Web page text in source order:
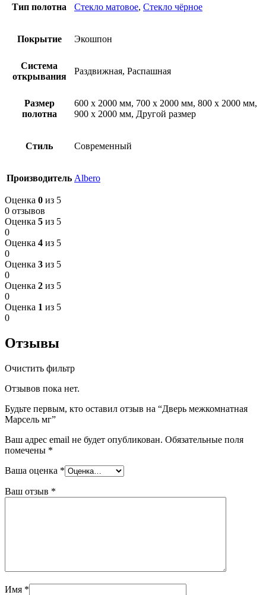
Тип полотна Стекло матовое, Стекло чёрное
Покрытие Экошпон
Система
открывания
Раздвижная, Распашная
Размер
полотна
600 х 2000 мм, 700 х 2000 мм, 800 х 2000 мм,
900 х 2000 мм, Другой размер
Стиль Современный
Производитель Albero
Оценка 0 из 5
0 отзывов
Оценка 5 из 5
0
Оценка 4 из 5
0
Оценка 3 из 5
0
Оценка 2 из 5
0
Оценка 1 из 5
0
Отзывы
Очистить фильтр
Отзывов пока нет.
Будьте первым, кто оставил отзыв на “Дверь межкомнатная
Марсель мг”
Ваш адрес email не будет опубликован. Обязательные поля
помечены *
Ваша оценка *
Ваш отзыв *
Имя *